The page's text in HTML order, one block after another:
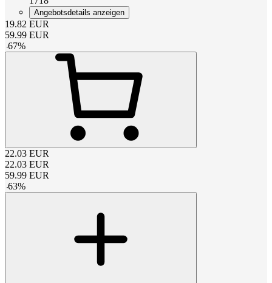
Angebotsdetails anzeigen
19.82 EUR
59.99 EUR
-67%
22.03 EUR
22.03 EUR
59.99 EUR
-63%